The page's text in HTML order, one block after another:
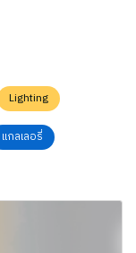
Lighting
แกลเลอรี่